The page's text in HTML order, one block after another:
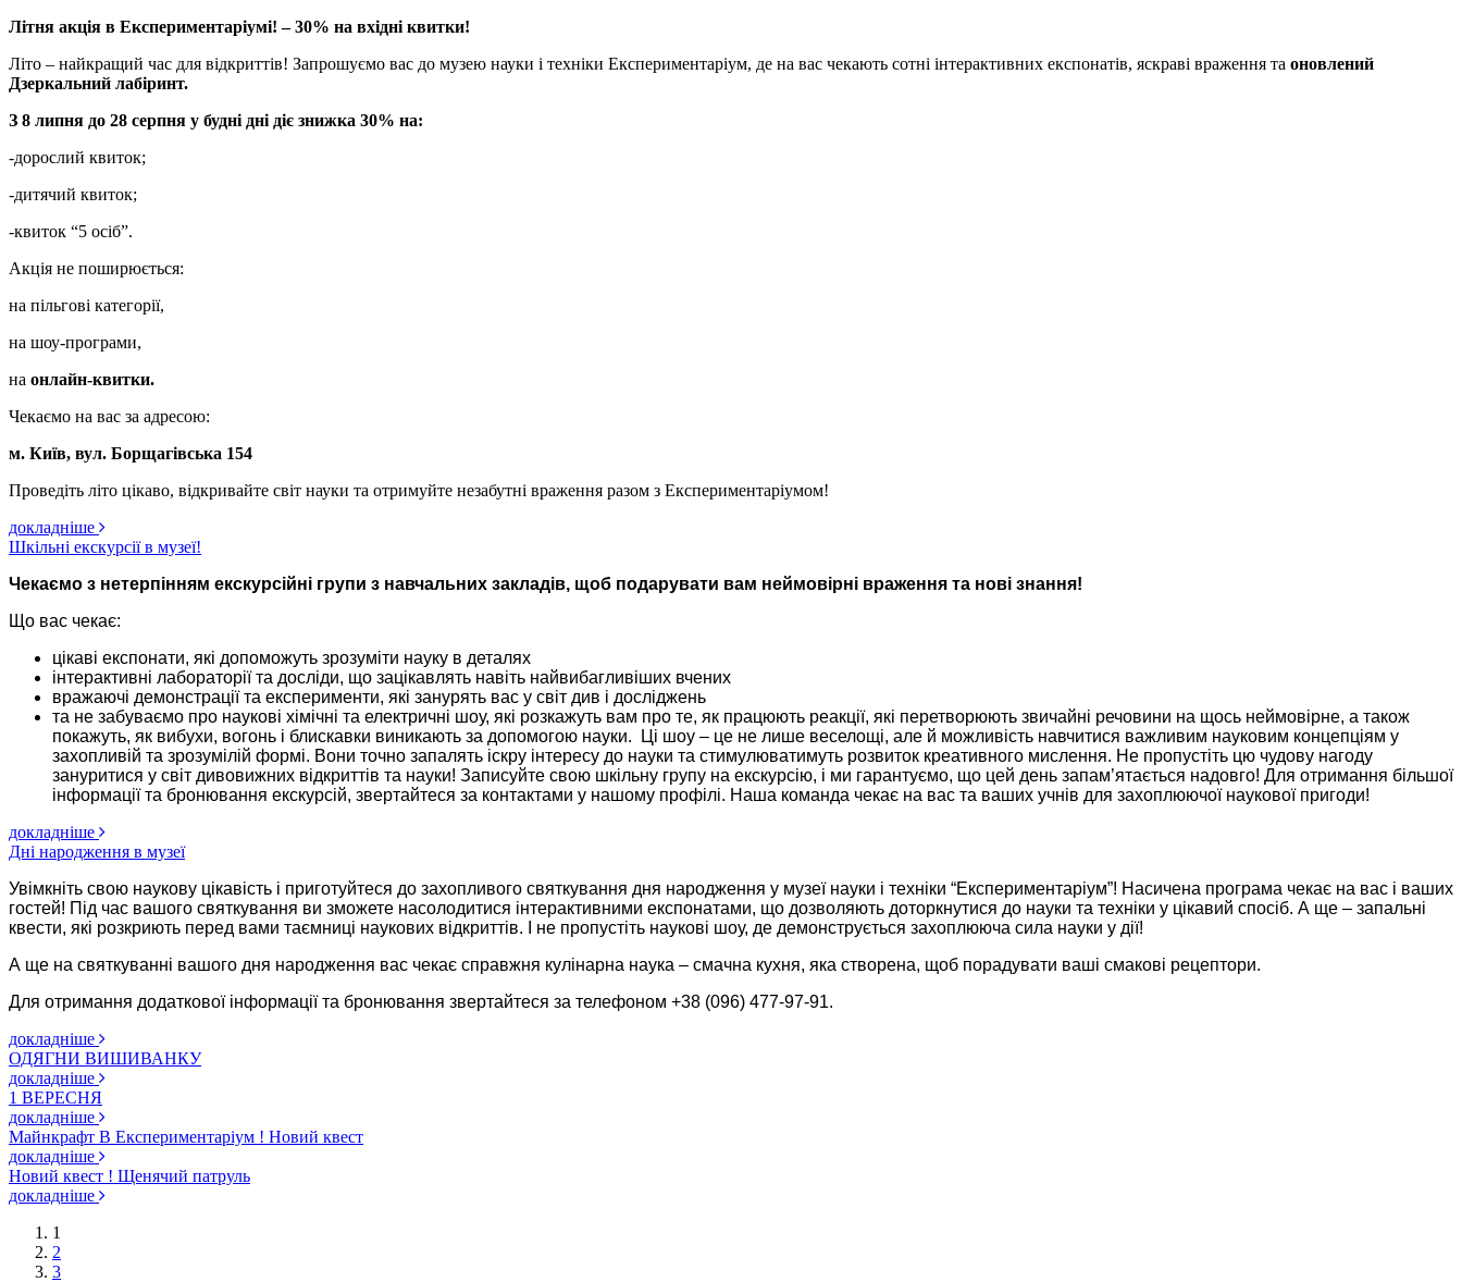
Літня акція в Експериментаріумі! – 30% на вхідні квитки!
Літо – найкращий час для відкриттів! Запрошуємо вас до музею науки і техніки Експериментаріум, де на вас чекають сотні інтерактивних експонатів, яскраві враження та оновлений
Дзеркальний лабіринт.
З 8 липня до 28 серпня у будні дні діє знижка 30% на:
-дорослий квиток;
-дитячий квиток;
-квиток “5 осіб”.
Акція не поширюється:
на пільгові категорії,
на шоу-програми,
на онлайн-квитки.
Чекаємо на вас за адресою:
м. Київ, вул. Борщагівська 154
Проведіть літо цікаво, відкривайте світ науки та отримуйте незабутні враження разом з Експериментаріумом!
докладніше
Шкільні екскурсії в музеї!
Чекаємо з нетерпінням екскурсійні групи з навчальних закладів, щоб подарувати вам неймовірні враження та нові знання!
Що вас чекає:
цікаві експонати, які допоможуть зрозуміти науку в деталях
інтерактивні лабораторії та досліди, що зацікавлять навіть найвибагливіших вчених
вражаючі демонстрації та експерименти, які занурять вас у світ див і досліджень
та не забуваємо про наукові хімічні та електричні шоу, які розкажуть вам про те, як працюють реакції, які перетворюють звичайні речовини на щось неймовірне, а також
покажуть, як вибухи, вогонь і блискавки виникають за допомогою науки. Ці шоу – це не лише веселощі, але й можливість навчитися важливим науковим концепціям у
захопливій та зрозумілій формі. Вони точно запалять іскру інтересу до науки та стимулюватимуть розвиток креативного мислення. Не пропустіть цю чудову нагоду
зануритися у світ дивовижних відкриттів та науки! Записуйте свою шкільну групу на екскурсію, і ми гарантуємо, що цей день запам’ятається надовго! Для отримання більшої
інформації та бронювання екскурсій, звертайтеся за контактами у нашому профілі. Наша команда чекає на вас та ваших учнів для захоплюючої наукової пригоди!
докладніше
Дні народження в музеї
Увімкніть свою наукову цікавість і приготуйтеся до захопливого святкування дня народження у музеї науки і техніки “Експериментаріум”! Насичена програма чекає на вас і ваших
гостей! Під час вашого святкування ви зможете насолодитися інтерактивними експонатами, що дозволяють доторкнутися до науки та техніки у цікавий спосіб. А ще – запальні
квести, які розкриють перед вами таємниці наукових відкриттів. І не пропустіть наукові шоу, де демонструється захоплююча сила науки у дії!
А ще на святкуванні вашого дня народження вас чекає справжня кулінарна наука – смачна кухня, яка створена, щоб порадувати ваші смакові рецептори.
Для отримання додаткової інформації та бронювання звертайтеся за телефоном +38 (096) 477-97-91.
докладніше
ОДЯГНИ ВИШИВАНКУ
докладніше
1 ВЕРЕСНЯ
докладніше
Майнкрафт В Експериментаріум ! Новий квест
докладніше
Новий квест ! Щенячий патруль
докладніше
1
2
3